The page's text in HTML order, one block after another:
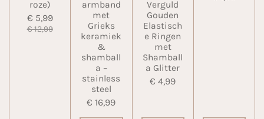
roze)
€ 5,99
€ 12,99
armband
met
Grieks
keramiek
&
shamball
a –
stainless
steel
€ 16,99
Verguld
Gouden
Elastisch
e Ringen
met
Shamball
a Glitter
€ 4,99